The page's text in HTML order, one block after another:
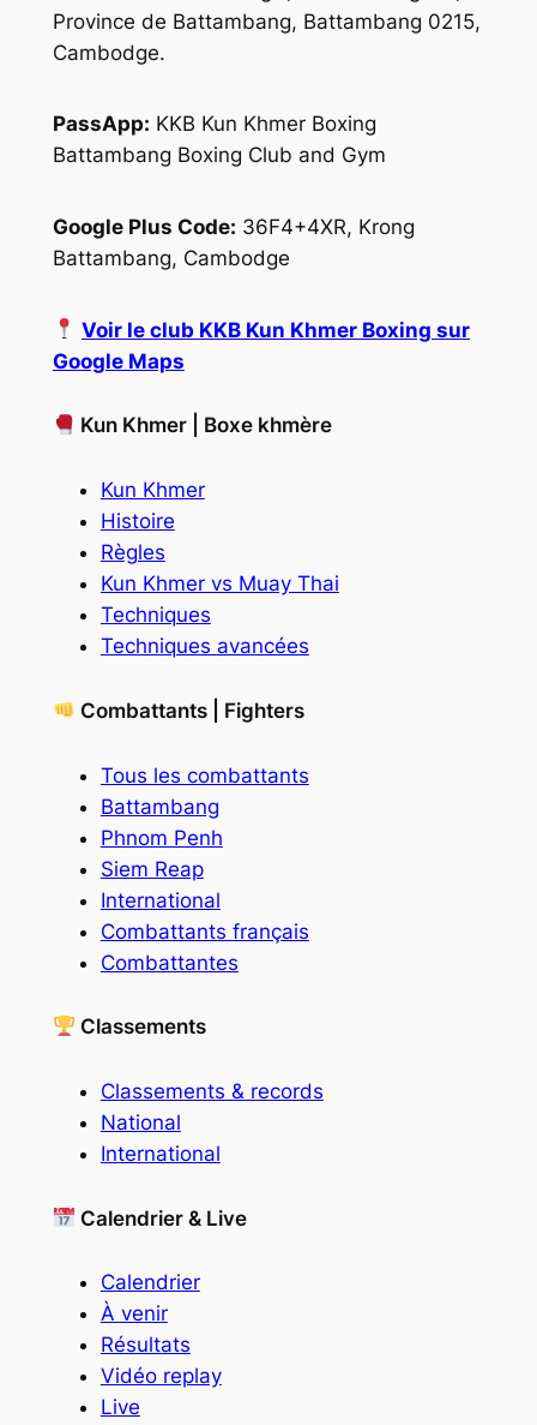
Province de Battambang, Battambang 0215,
Cambodge.
PassApp: KKB Kun Khmer Boxing
Battambang Boxing Club and Gym
Google Plus Code: 36F4+4XR, Krong
Battambang, Cambodge
Voir le club KKB Kun Khmer Boxing sur
Google Maps
Kun Khmer | Boxe khmère
Kun Khmer
Histoire
Règles
Kun Khmer vs Muay Thai
Techniques
Techniques avancées
Combattants | Fighters
Tous les combattants
Battambang
Phnom Penh
Siem Reap
International
Combattants français
Combattantes
Classements
Classements & records
National
International
Calendrier & Live
Calendrier
À venir
Résultats
Vidéo replay
Live